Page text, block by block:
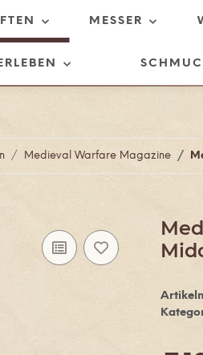
MESSER
Medieval Warfare Magazine